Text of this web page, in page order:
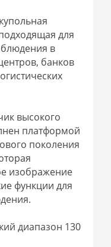
для
в
банков
высокого
платформой
поколения
изображение
функции для
диапазон 130